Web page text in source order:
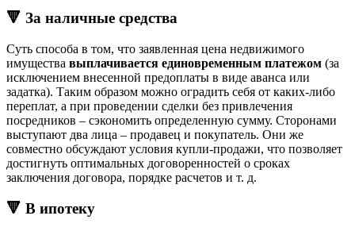
🔻 За наличные средства
Суть способа в том, что заявленная цена недвижимого
имущества выплачивается единовременным платежом (за
исключением внесенной предоплаты в виде аванса или
задатка). Таким образом можно оградить себя от каких-либо
переплат, а при проведении сделки без привлечения
посредников – сэкономить определенную сумму. Сторонами
выступают два лица – продавец и покупатель. Они же
совместно обсуждают условия купли-продажи, что позволяет
достигнуть оптимальных договоренностей о сроках
заключения договора, порядке расчетов и т. д.
🔻 В ипотеку